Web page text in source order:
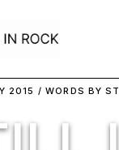
2015 WORDS BY